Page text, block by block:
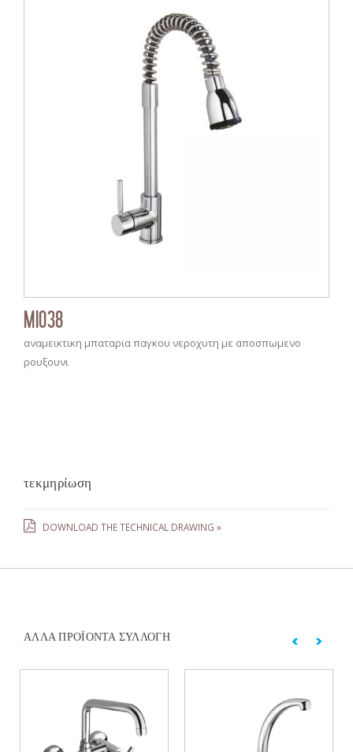
MI038
αναμεικτικη μπαταρια παγκου νεροχυτη με αποσπωμενο
ρουξουνι
τεκμηρίωση
DOWNLOAD THE TECHNICAL DRAWING »
ΆΛΛΑ ΠΡΟΪΌΝΤΑ ΣΥΛΛΟΓΉ